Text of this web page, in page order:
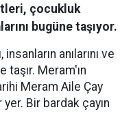
çocukluk
bugüne taşıyor.
anılarını ve
taşır. Meram'ın
Meram Aile Çay
Bir bardak çayın